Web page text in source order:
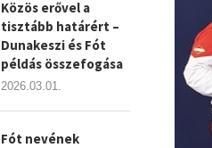
Közös erővel a
tisztább határért –
Dunakeszi és Fót
példás összefogása
2026.03.01.
Fót nevének